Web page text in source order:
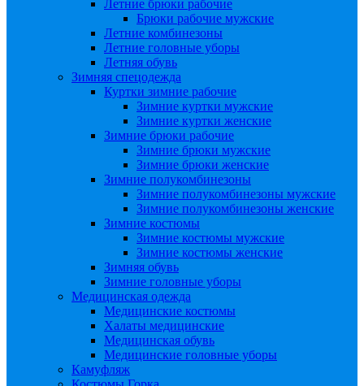
Летние брюки рабочие
Брюки рабочие мужские
Летние комбинезоны
Летние головные уборы
Летняя обувь
Зимняя спецодежда
Куртки зимние рабочие
Зимние куртки мужские
Зимние куртки женские
Зимние брюки рабочие
Зимние брюки мужские
Зимние брюки женские
Зимние полукомбинезоны
Зимние полукомбинезоны мужские
Зимние полукомбинезоны женские
Зимние костюмы
Зимние костюмы мужские
Зимние костюмы женские
Зимняя обувь
Зимние головные уборы
Медицинская одежда
Медицинские костюмы
Халаты медицинские
Медицинская обувь
Медицинские головные уборы
Камуфляж